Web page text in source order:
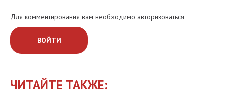
Для комментирования вам необходимо авторизоваться
ВОЙТИ
ЧИТАЙТЕ ТАКЖЕ: